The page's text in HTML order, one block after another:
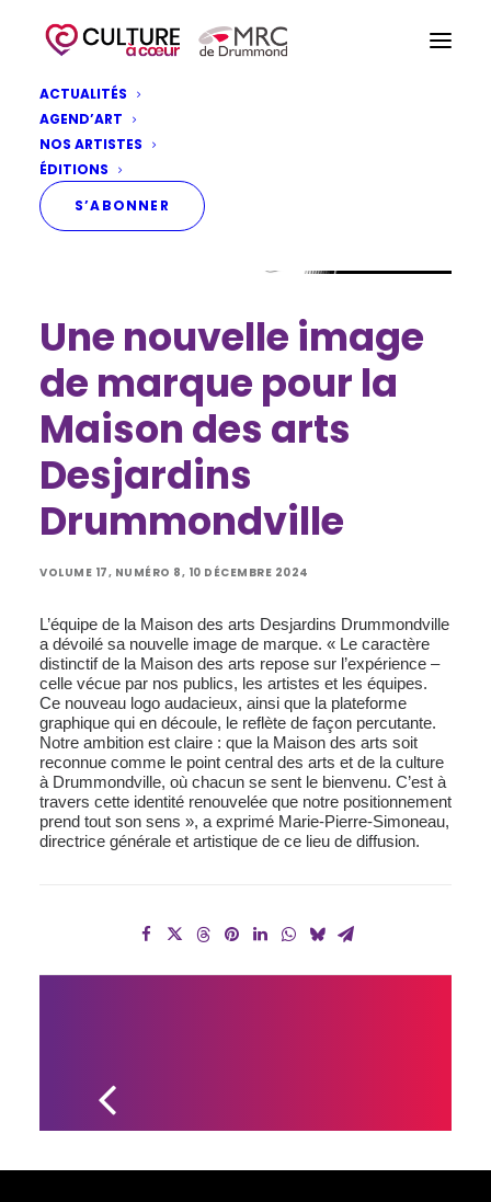
ACTUALITÉS
AGEND’ART
NOS ARTISTES
ÉDITIONS
S’ABONNER
Une nouvelle image
de marque pour la
Maison des arts
Desjardins
Drummondville
VOLUME 17, NUMÉRO 8, 10 DÉCEMBRE 2024
L’équipe de la Maison des arts Desjardins Drummondville
a dévoilé sa nouvelle image de marque. « Le caractère
distinctif de la Maison des arts repose sur l’expérience –
celle vécue par nos publics, les artistes et les équipes.
Ce nouveau logo audacieux, ainsi que la plateforme
graphique qui en découle, le reflète de façon percutante.
Notre ambition est claire : que la Maison des arts soit
reconnue comme le point central des arts et de la culture
à Drummondville, où chacun se sent le bienvenu. C’est à
travers cette identité renouvelée que notre positionnement
prend tout son sens », a exprimé Marie-Pierre-Simoneau,
directrice générale et artistique de ce lieu de diffusion.